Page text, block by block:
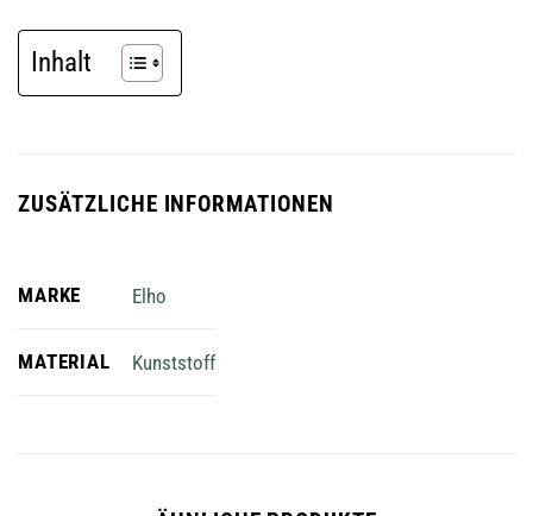
Inhalt
ZUSÄTZLICHE INFORMATIONEN
MARKE Elho
MATERIAL Kunststoff